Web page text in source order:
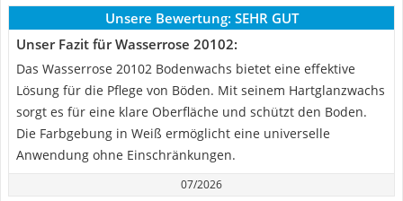
Unsere Bewertung: SEHR GUT
Unser Fazit für Wasserrose 20102:
Das Wasserrose 20102 Bodenwachs bietet eine effektive
Lösung für die Pflege von Böden. Mit seinem Hartglanzwachs
sorgt es für eine klare Oberfläche und schützt den Boden.
Die Farbgebung in Weiß ermöglicht eine universelle
Anwendung ohne Einschränkungen.
07/2026